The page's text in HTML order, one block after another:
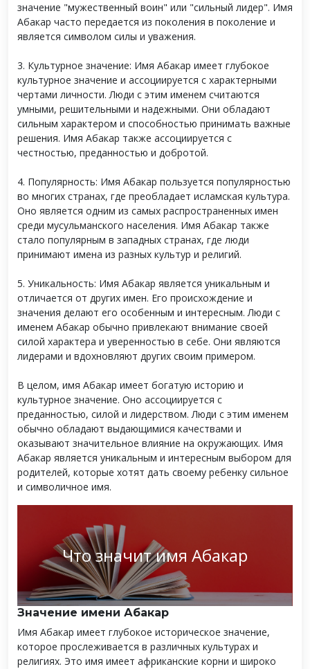
значение "мужественный воин" или "сильный лидер". Имя
Абакар часто передается из поколения в поколение и
является символом силы и уважения.
3. Культурное значение: Имя Абакар имеет глубокое
культурное значение и ассоциируется с характерными
чертами личности. Люди с этим именем считаются
умными, решительными и надежными. Они обладают
сильным характером и способностью принимать важные
решения. Имя Абакар также ассоциируется с
честностью, преданностью и добротой.
4. Популярность: Имя Абакар пользуется популярностью
во многих странах, где преобладает исламская культура.
Оно является одним из самых распространенных имен
среди мусульманского населения. Имя Абакар также
стало популярным в западных странах, где люди
принимают имена из разных культур и религий.
5. Уникальность: Имя Абакар является уникальным и
отличается от других имен. Его происхождение и
значения делают его особенным и интересным. Люди с
именем Абакар обычно привлекают внимание своей
силой характера и уверенностью в себе. Они являются
лидерами и вдохновляют других своим примером.
В целом, имя Абакар имеет богатую историю и
культурное значение. Оно ассоциируется с
преданностью, силой и лидерством. Люди с этим именем
обычно обладают выдающимися качествами и
оказывают значительное влияние на окружающих. Имя
Абакар является уникальным и интересным выбором для
родителей, которые хотят дать своему ребенку сильное
и символичное имя.
Что значит имя Абакар
Значение имени Абакар
Имя Абакар имеет глубокое историческое значение,
которое прослеживается в различных культурах и
религиях. Это имя имеет африканские корни и широко